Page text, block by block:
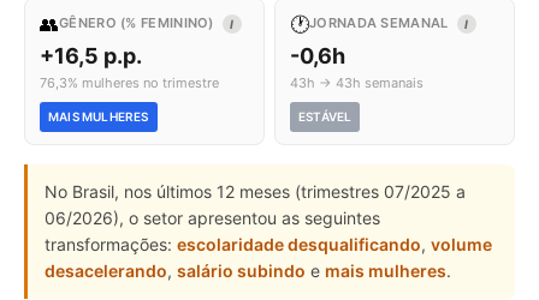
👥GÊNERO (% FEMININO) I
+16,5 p.p.
76,3% mulheres no trimestre
MAIS MULHERES
🕐JORNADA SEMANAL I
-0,6h
43h → 43h semanais
ESTÁVEL
No Brasil, nos últimos 12 meses (trimestres 07/2025 a
06/2026), o setor apresentou as seguintes
transformações: escolaridade desqualificando, volume
desacelerando, salário subindo e mais mulheres.